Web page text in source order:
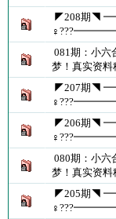
◤208期◥
081期：小
梦！真实资料
◤207期◥
◤206期◥
080期：小
梦！真实资料
◤205期◥